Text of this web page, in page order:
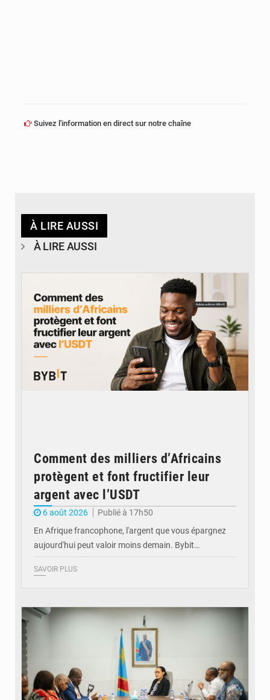
Suivez l'information en direct sur notre chaîne
À LIRE AUSSI
À LIRE AUSSI
Comment des milliers d’Africains
protègent et font fructifier leur
argent avec l’USDT
6 août 2026
Publié à 17h50
En Afrique francophone, l'argent que vous épargnez
aujourd'hui peut valoir moins demain. Bybit…
SAVOIR PLUS